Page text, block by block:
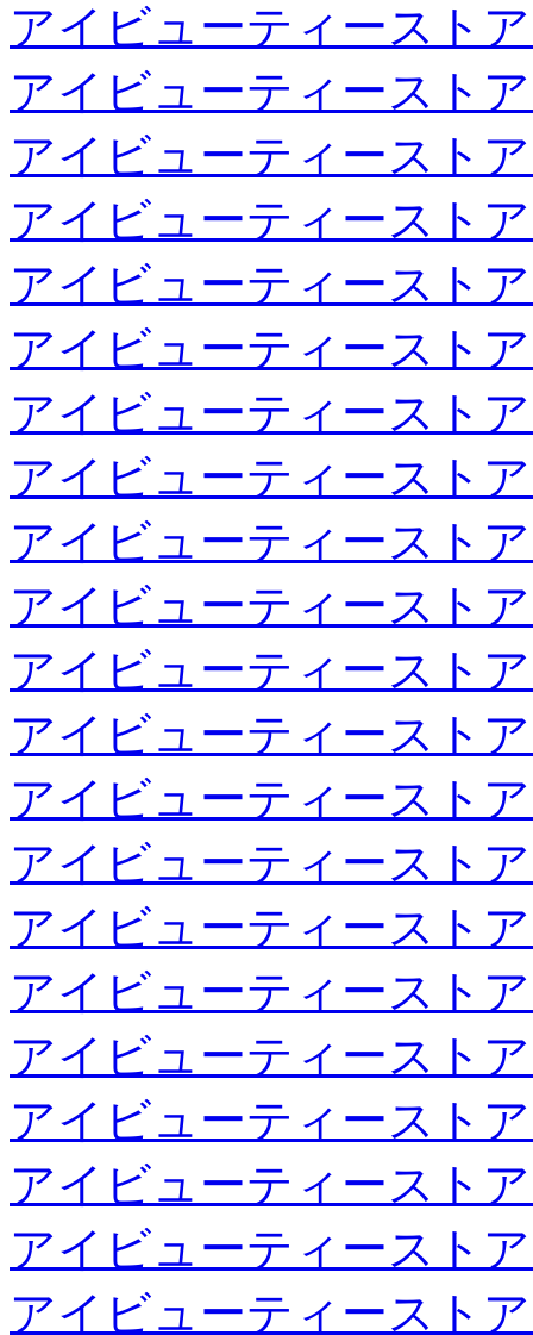
アイビューティースト
アイビューティースト
アイビューティースト
アイビューティースト
アイビューティースト
アイビューティースト
アイビューティースト
アイビューティースト
アイビューティースト
アイビューティースト
アイビューティースト
アイビューティースト
アイビューティースト
アイビューティースト
アイビューティースト
アイビューティースト
アイビューティースト
アイビューティースト
アイビューティースト
アイビューティースト
アイビューティースト